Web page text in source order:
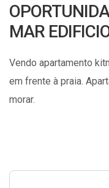
MAR
Vendo apartamento
em frente à praia.
morar.